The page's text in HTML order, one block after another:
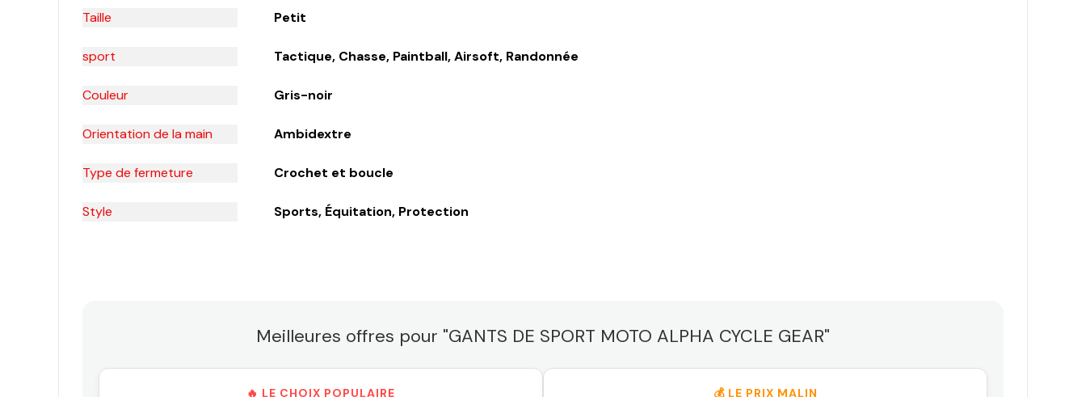
Taille Petit
sport Tactique, Chasse, Paintball, Airsoft, Randonnée
Couleur Gris-noir
Orientation de la main Ambidextre
Type de fermeture Crochet et boucle
Style Sports, Équitation, Protection
Meilleures offres pour "GANTS DE SPORT MOTO ALPHA CYCLE GEAR"
🔥 LE CHOIX POPULAIRE 💰 LE PRIX MALIN